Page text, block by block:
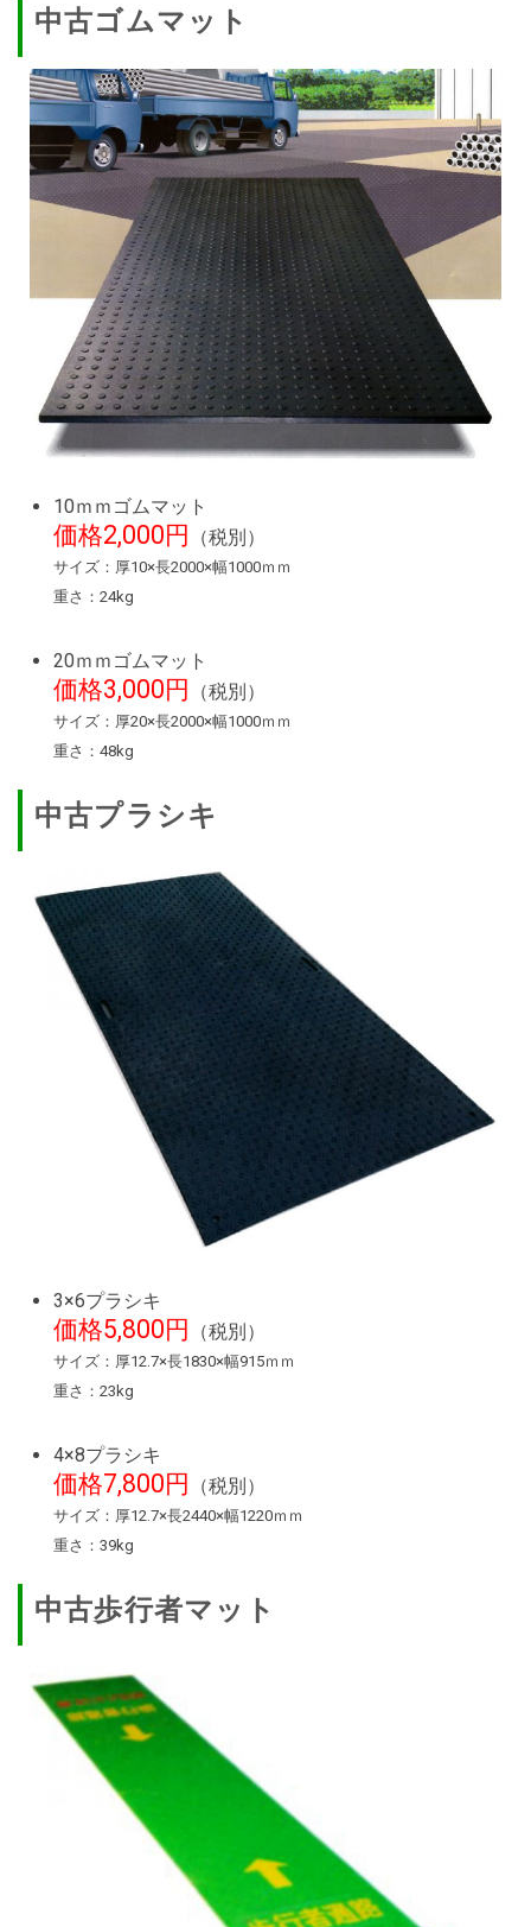
中古ゴムマット
10ｍｍゴムマット
価格2,000円 （税別）
サイズ：厚10×長2000×幅1000ｍｍ
重さ：24kg
20ｍｍゴムマット
価格3,000円 （税別）
サイズ：厚20×長2000×幅1000ｍｍ
重さ：48kg
中古プラシキ
3×6プラシキ
価格5,800円 （税別）
サイズ：厚12.7×長1830×幅915ｍｍ
重さ：23kg
4×8プラシキ
価格7,800円 （税別）
サイズ：厚12.7×長2440×幅1220ｍｍ
重さ：39kg
中古歩行者マット